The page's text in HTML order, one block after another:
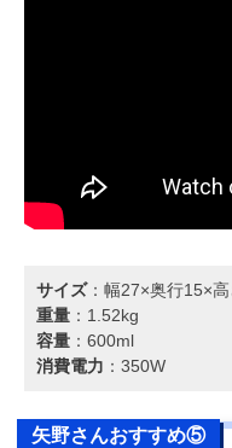
サイズ：幅27×奥行15×
重量 ：1.52kg
容量 ：600ml
消費電力 ：350W
矢野さんおすすめ⑤